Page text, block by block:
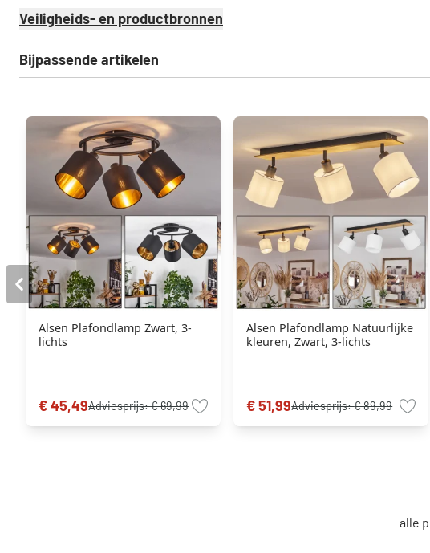
Veiligheids- en productbronnen
Bijpassende artikelen
Alsen Plafondlamp Zwart, 3-
lichts
€ 45,49Adviesprijs:€ 69,99
Alsen Plafondlamp Natuurlijke
kleuren, Zwart, 3-lichts
€ 51,99Adviesprijs:€ 89,99
alle